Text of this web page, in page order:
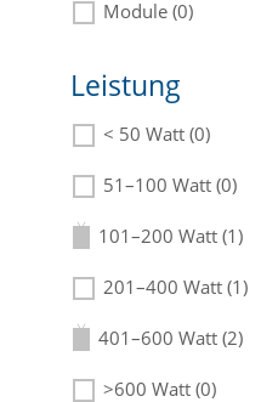
Module (0)
Die passenden
Leistung
< 50 Watt (0)
51–100 Watt (0)
101–200 Watt (1)
201–400 Watt (1)
401–600 Watt (2)
>600 Watt (0)